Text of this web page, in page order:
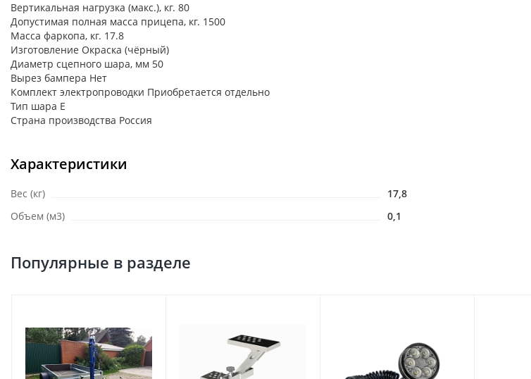
Вертикальная нагрузка (макс.), кг. 80
Допустимая полная масса прицепа, кг. 1500
Масса фаркопа, кг. 17.8
Изготовление Окраска (чёрный)
Диаметр сцепного шара, мм 50
Вырез бампера Нет
Комплект электропроводки Приобретается отдельно
Тип шара E
Страна производства Россия
Характеристики
Вес (кг)
17,8
Объем (м3)
0,1
Популярные в разделе